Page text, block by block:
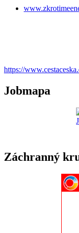
https://
Jobmapa
Záchranný